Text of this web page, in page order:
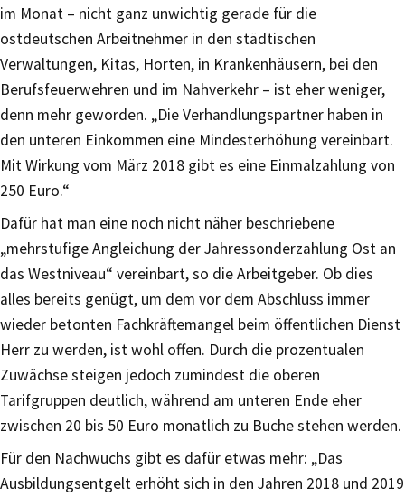
im Monat – nicht ganz unwichtig gerade für die
ostdeutschen Arbeitnehmer in den städtischen
Verwaltungen, Kitas, Horten, in Krankenhäusern, bei den
Berufsfeuerwehren und im Nahverkehr – ist eher weniger,
denn mehr geworden. „Die Verhandlungspartner haben in
den unteren Einkommen eine Mindesterhöhung vereinbart.
Mit Wirkung vom März 2018 gibt es eine Einmalzahlung von
250 Euro.“
Dafür hat man eine noch nicht näher beschriebene
„mehrstufige Angleichung der Jahressonderzahlung Ost an
das Westniveau“ vereinbart, so die Arbeitgeber. Ob dies
alles bereits genügt, um dem vor dem Abschluss immer
wieder betonten Fachkräftemangel beim öffentlichen Dienst
Herr zu werden, ist wohl offen. Durch die prozentualen
Zuwächse steigen jedoch zumindest die oberen
Tarifgruppen deutlich, während am unteren Ende eher
zwischen 20 bis 50 Euro monatlich zu Buche stehen werden.
Für den Nachwuchs gibt es dafür etwas mehr: „Das
Ausbildungsentgelt erhöht sich in den Jahren 2018 und 2019